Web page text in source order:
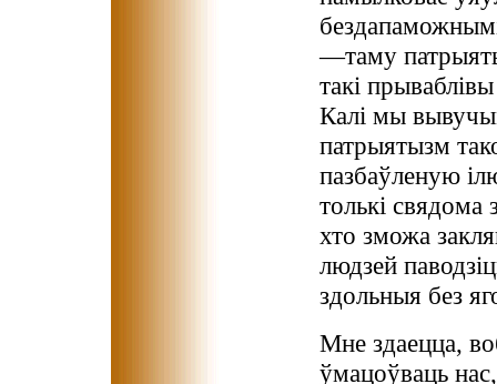
—таму
такі
Калі мы
патрыятызм
пазбаўленую
толькі
хто зможа
людзей
здольныя без
Мне здаецца,
ўмацоўваць